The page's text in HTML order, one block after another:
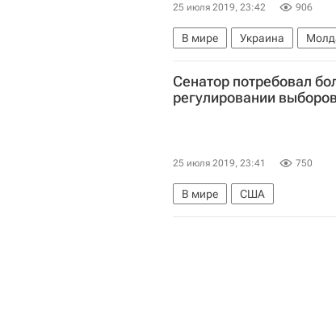
25 июля 2019, 23:42 906
В мире Украина
Россия
Сенатор потребовал
регулировании
25 июля 2019, 23:41 750
В мире США